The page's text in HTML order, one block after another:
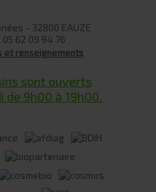
- 32800 EAUZE
05 62 09 94 76
et renseignements
sont ouverts
de 9h00 à 19h00.